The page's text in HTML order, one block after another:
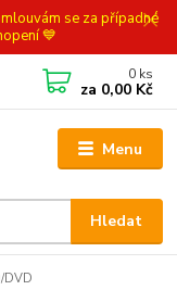
se za případné
💙
Menu
Hledat
0 ks
za 0,00 Kč
DVD